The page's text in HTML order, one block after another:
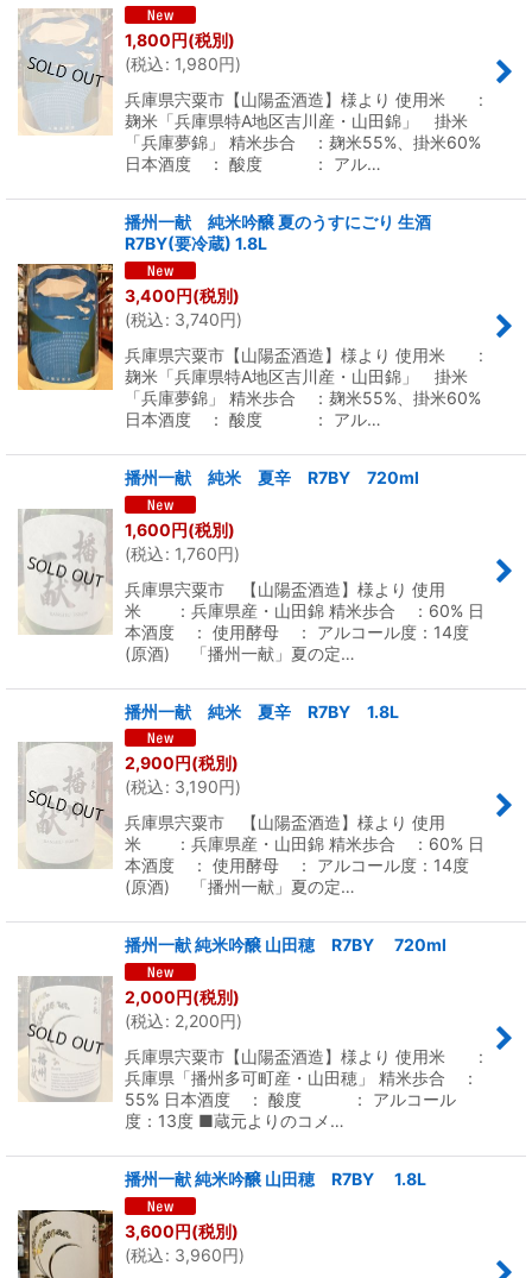
1,800円(税別)
(税込: 1,980円)
兵庫県宍粟市【山陽盃酒造】様より 使用米 :
麹米「兵庫県特A地区吉川産・山田錦」 掛米
「兵庫夢錦」 精米歩合 ：麹米55%、掛米60%
日本酒度 ： 酸度 ： アル…
播州一献 純米吟醸 夏のうすにごり 生酒
R7BY(要冷蔵) 1.8L
3,400円(税別)
(税込: 3,740円)
兵庫県宍粟市【山陽盃酒造】様より 使用米 :
麹米「兵庫県特A地区吉川産・山田錦」 掛米
「兵庫夢錦」 精米歩合 ：麹米55%、掛米60%
日本酒度 ： 酸度 ： アル…
播州一献 純米 夏辛 R7BY 720ml
1,600円(税別)
(税込: 1,760円)
兵庫県宍粟市 【山陽盃酒造】様より 使用
米 ：兵庫県産・山田錦 精米歩合 ：60% 日
本酒度 ： 使用酵母 ： アルコール度：14度
(原酒) 「播州一献」夏の定…
播州一献 純米 夏辛 R7BY 1.8L
2,900円(税別)
(税込: 3,190円)
兵庫県宍粟市 【山陽盃酒造】様より 使用
米 ：兵庫県産・山田錦 精米歩合 ：60% 日
本酒度 ： 使用酵母 ： アルコール度：14度
(原酒) 「播州一献」夏の定…
播州一献 純米吟醸 山田穂 R7BY 720ml
2,000円(税別)
(税込: 2,200円)
兵庫県宍粟市【山陽盃酒造】様より 使用米 :
兵庫県「播州多可町産・山田穂」 精米歩合 ：
55% 日本酒度 ： 酸度 ： アルコール
度：13度 ■蔵元よりのコメ…
播州一献 純米吟醸 山田穂 R7BY 1.8L
3,600円(税別)
(税込: 3,960円)